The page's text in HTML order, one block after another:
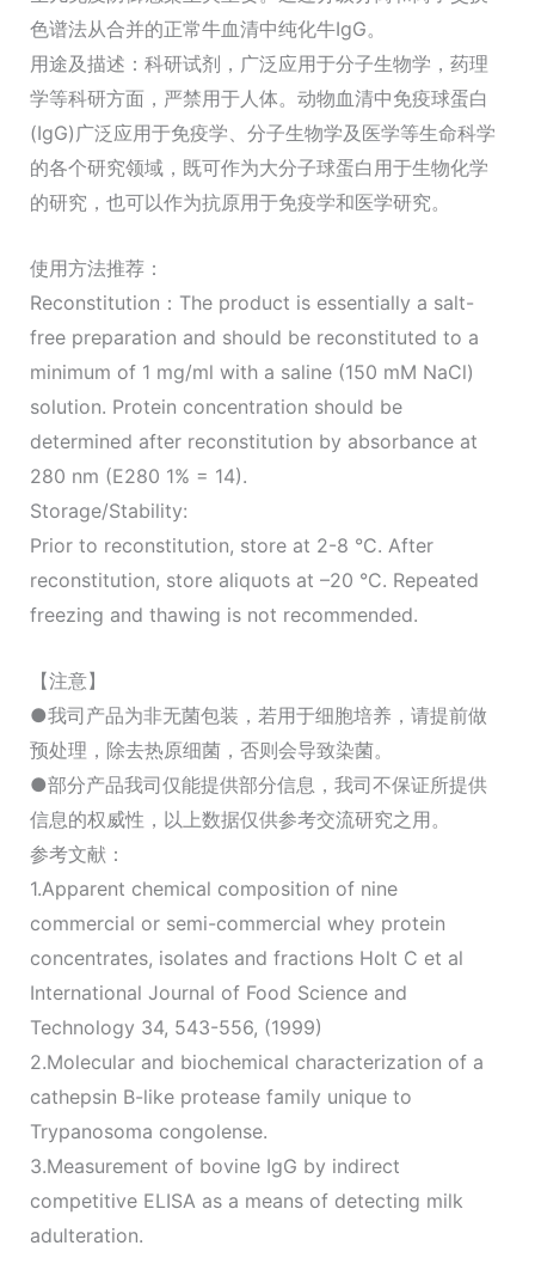
色谱法从合并的正常牛血清中纯化牛IgG。
用途及描述：科研试剂，广泛应用于分子生物学，药理
学等科研方面，严禁用于人体。动物血清中免疫球蛋白
(IgG)广泛应用于免疫学、分子生物学及医学等生命科学
的各个研究领域，既可作为大分子球蛋白用于生物化学
的研究，也可以作为抗原用于免疫学和医学研究。
使用方法推荐：
Reconstitution：The product is essentially a salt-
free preparation and should be reconstituted to a
minimum of 1 mg/ml with a saline (150 mM NaCl)
solution. Protein concentration should be
determined after reconstitution by absorbance at
280 nm (E280 1% = 14).
Storage/Stability:
Prior to reconstitution, store at 2-8 °C. After
reconstitution, store aliquots at –20 °C. Repeated
freezing and thawing is not recommended.
【注意】
●我司产品为非无菌包装，若用于细胞培养，请提前做
预处理，除去热原细菌，否则会导致染菌。
●部分产品我司仅能提供部分信息，我司不保证所提供
信息的权威性，以上数据仅供参考交流研究之用。
参考文献：
1.Apparent chemical composition of nine
commercial or semi-commercial whey protein
concentrates, isolates and fractions Holt C et al
International Journal of Food Science and
Technology 34, 543-556, (1999)
2.Molecular and biochemical characterization of a
cathepsin B-like protease family unique to
Trypanosoma congolense.
3.Measurement of bovine IgG by indirect
competitive ELISA as a means of detecting milk
adulteration.